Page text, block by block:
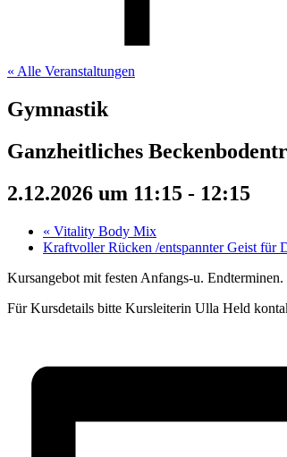
« Alle Veranstaltungen
Gymnastik
Ganzheitliches
2.12.2026 um 11:15 - 12:15
« Vitality Body Mix
Kraftvoller Rücken /entspannter Geist für
Kursangebot mit festen Anfangs-u.
Für Kursdetails bitte Kursleiterin Ulla Held